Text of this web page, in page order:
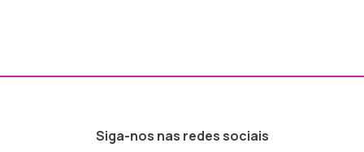
Siga-nos nas redes sociais